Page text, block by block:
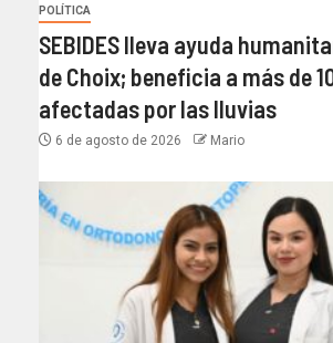
POLÍTICA
SEBIDES lleva ayuda
de Choix; beneficia a más de
afectadas por las lluvias
6 de agosto de 2026 Mario